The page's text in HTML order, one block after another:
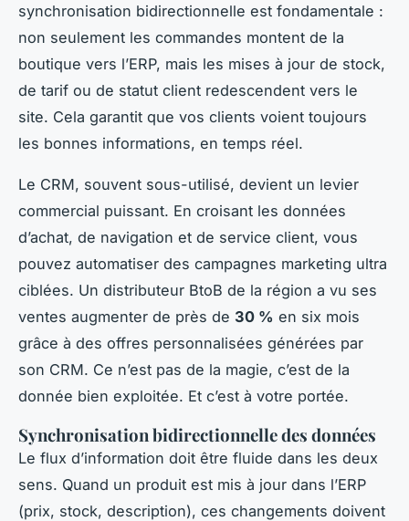
synchronisation bidirectionnelle est fondamentale :
non seulement les commandes montent de la
boutique vers l’ERP, mais les mises à jour de stock,
de tarif ou de statut client redescendent vers le
site. Cela garantit que vos clients voient toujours
les bonnes informations, en temps réel.
Le CRM, souvent sous-utilisé, devient un levier
commercial puissant. En croisant les données
d’achat, de navigation et de service client, vous
pouvez automatiser des campagnes marketing ultra
ciblées. Un distributeur BtoB de la région a vu ses
ventes augmenter de près de 30 % en six mois
grâce à des offres personnalisées générées par
son CRM. Ce n’est pas de la magie, c’est de la
donnée bien exploitée. Et c’est à votre portée.
Synchronisation bidirectionnelle des données
Le flux d’information doit être fluide dans les deux
sens. Quand un produit est mis à jour dans l’ERP
(prix, stock, description), ces changements doivent